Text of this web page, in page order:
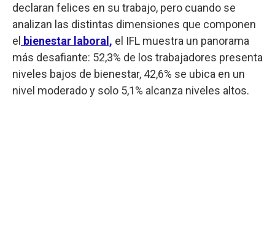
declaran felices en su trabajo, pero cuando se
analizan las distintas dimensiones que componen
el bienestar laboral, el IFL muestra un panorama
más desafiante: 52,3% de los trabajadores presenta
niveles bajos de bienestar, 42,6% se ubica en un
nivel moderado y solo 5,1% alcanza niveles altos.